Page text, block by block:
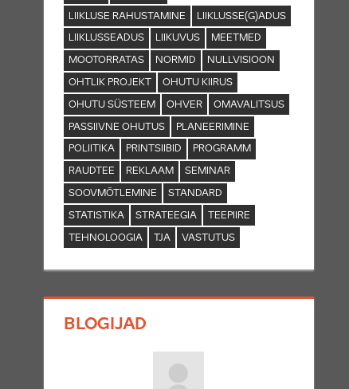
LIIKLUSE RAHUSTAMINE
LIIKLUSSE(G)ADUS
LIIKLUSSEADUS
LIIKUVUS
MEETMED
MOOTORRATAS
NORMID
NULLVISIOON
OHTLIK PROJEKT
OHUTU KIIRUS
OHUTU SÜSTEEM
OHVER
OMAVALITSUS
PASSIIVNE OHUTUS
PLANEERIMINE
POLIITIKA
PRINTSIIBID
PROGRAMM
RAUDTEE
REKLAAM
SEMINAR
SOOVMÕTLEMINE
STANDARD
STATISTIKA
STRATEEGIA
TEEPIIRE
TEHNOLOOGIA
TJA VASTUTUS
BLOGIJAD